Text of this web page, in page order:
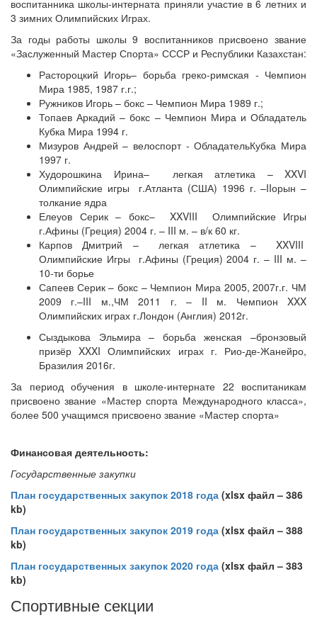
воспитанника школы-интерната приняли участие в 6 летних и
3 зимних Олимпийских Играх.
За годы работы школы 9 воспитанников присвоено звание
«Заслуженный Мастер Спорта» СССР и Республики Казахстан:
Растороцкий Игорь– борьба греко-римская - Чемпион
Мира 1985, 1987 г.г.;
Ружников Игорь – бокс – Чемпион Мира 1989 г.;
Топаев Аркадий – бокс – Чемпион Мира и Обладатель
Кубка Мира 1994 г.
Мизуров Андрей – велоспорт - ОбладательКубка Мира
1997 г.
Худорошкина Ирина– легкая атлетика – XXVI
Олимпийские игры г.Атланта (США) 1996 г. –IIорын –
толкание ядра
Елеуов Серик – бокс– XXVIII Олимпийские Игры
г.Афины (Греция) 2004 г. – III м. – в/к 60 кг.
Карпов Дмитрий – легкая атлетика – XXVIII
Олимпийские Игры г.Афины (Греция) 2004 г. – III м. –
10-ти борье
Сапеев Серик – бокс – Чемпион Мира 2005, 2007г.г. ЧМ
2009 г.–III м.,ЧМ 2011 г. – II м. Чемпион XXX
Олимпийских играх г.Лондон (Англия) 2012г.
Сыздыкова Эльмира – борьба женская –бронзовый
призёр XXXI Олимпийских играх г. Рио-де-Жанейро,
Бразилия 2016г.
За период обучения в школе-интернате 22 воспитаникам
присвоено звание «Мастер спорта Международного класса»,
более 500 учащимся присвоено звание «Мастер спорта»
Финансовая деятельность:
Государственные закупки
План государственных закупок 2018 года (xlsx файл – 386
kb)
План государственных закупок 2019 года (xlsx файл – 388
kb)
План государственных закупок 2020 года (xlsx файл – 383
kb)
Спортивные секции